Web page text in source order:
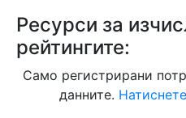
Ресурси за
рейтингите:
Само регистрирани
данните.